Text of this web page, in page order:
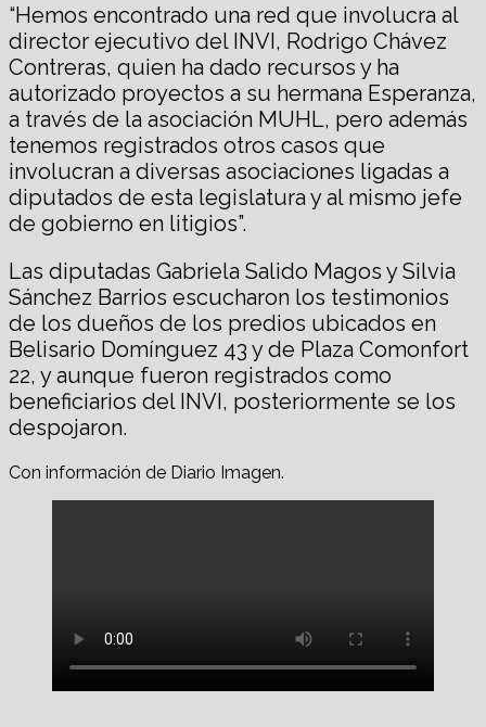
“Hemos encontrado una red que involucra al
director ejecutivo del INVI, Rodrigo Chávez
Contreras, quien ha dado recursos y ha
autorizado proyectos a su hermana Esperanza,
a través de la asociación MUHL, pero además
tenemos registrados otros casos que
involucran a diversas asociaciones ligadas a
diputados de esta legislatura y al mismo jefe
de gobierno en litigios”.
Las diputadas Gabriela Salido Magos y Silvia
Sánchez Barrios escucharon los testimonios
de los dueños de los predios ubicados en
Belisario Domínguez 43 y de Plaza Comonfort
22, y aunque fueron registrados como
beneficiarios del INVI, posteriormente se los
despojaron.
Con información de Diario Imagen.